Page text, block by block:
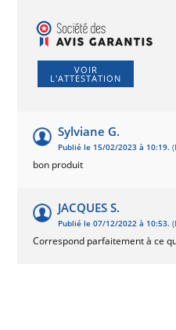
VOIR
L'ATTESTATION
Sylviane G.
Publié le 15/02/2023 à 10:19.
bon produit
JACQUES S.
Publié le 07/12/2022 à 10:53.
Correspond parfaitement à ce